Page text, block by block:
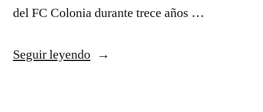
del FC Colonia durante trece años …
Seguir leyendo«segunda